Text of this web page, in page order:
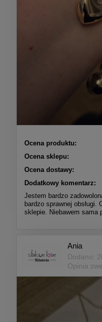
Ocena produktu:
Ocena sklepu:
Ocena dostawy:
Dodatkowy komentarz:
Jestem bardzo
bardzo sprawnej obsługi.
sklepie. Niebawem sama
Ania
Dodano:
Opinia